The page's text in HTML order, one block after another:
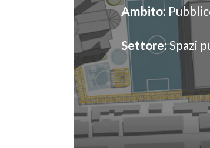
Ambito:
Settore:Spazi